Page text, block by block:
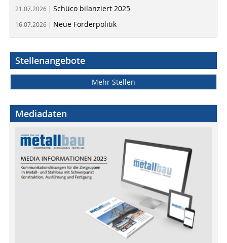
21.07.2026 | Schüco bilanziert 2025
16.07.2026 | Neue Förderpolitik
Stellenangebote
Mehr Stellen
Mediadaten